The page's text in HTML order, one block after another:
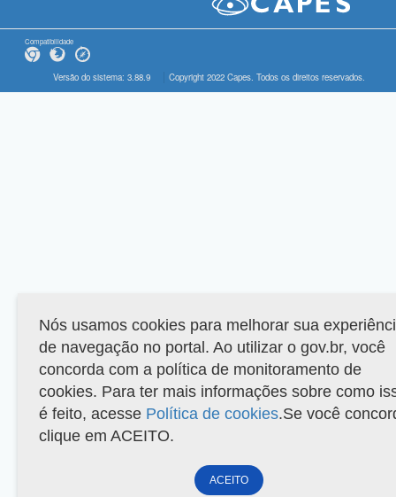
Compatibilidade
Versão do sistema: 3.88.9 Copyright 2022 Capes. Todos os direitos reservados.
Nós usamos cookies para melhorar sua
de navegação no portal. Ao utilizar o gov.br, você
concorda com a política de monitoramento de
cookies. Para ter mais informações sobre como
é feito, acesse Política de cookies.Se você
clique em ACEITO.
ACEITO